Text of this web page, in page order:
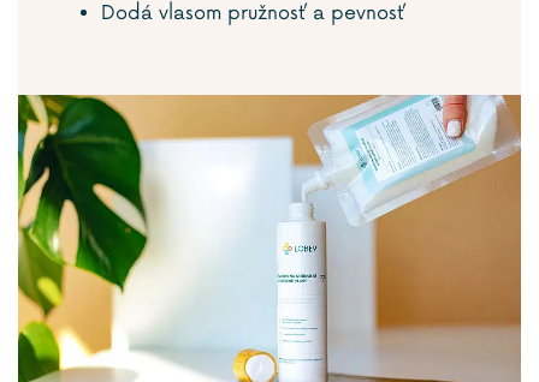
Dodá vlasom pružnosť a pevnosť